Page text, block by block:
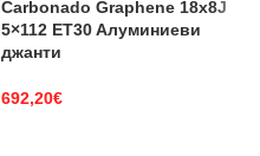
Carbonado Graphene 18x8J
5×112 ET30 Aлуминиеви
джанти
692,20€